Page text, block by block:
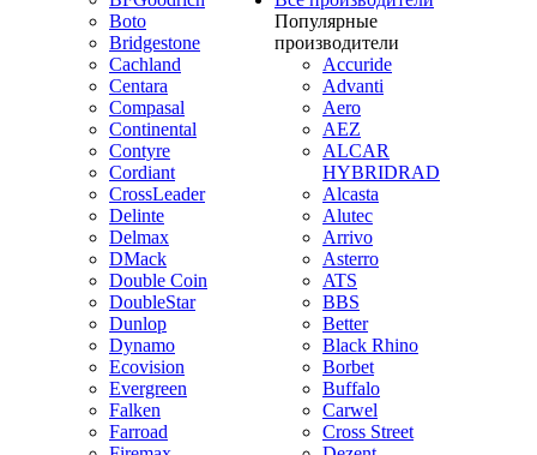
Boto
Bridgestone
Cachland
Centara
Compasal
Continental
Contyre
Cordiant
CrossLeader
Delinte
Delmax
DMack
Double Coin
DoubleStar
Dunlop
Dynamo
Ecovision
Evergreen
Falken
Farroad
Популярные
производители
Accuride
Advanti
Aero
AEZ
ALCAR
HYBRIDRAD
Alcasta
Alutec
Arrivo
Asterro
ATS
BBS
Better
Black Rhino
Borbet
Buffalo
Carwel
Cross Street